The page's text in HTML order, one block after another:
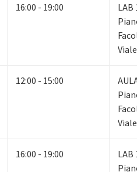
16:00 - 19:00
LAB
12:00 - 15:00
16:00 - 19:00
LAB